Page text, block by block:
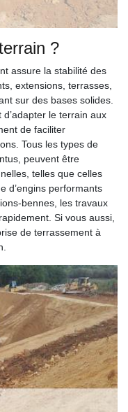
?
assure la stabilité des
extensions, terrasses,
sur des bases solides.
le terrain aux
de faciliter
Tous les types de
peuvent être
telles que celles
d’engins performants
bennes, les travaux
Si vous aussi,
de terrassement à